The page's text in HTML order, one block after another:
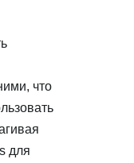
что
для